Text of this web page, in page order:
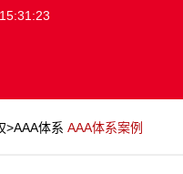
>AAA体系 AAA体系案例